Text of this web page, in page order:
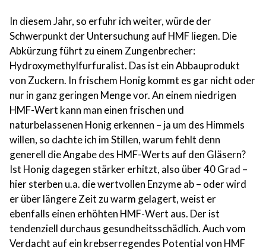
In diesem Jahr, so erfuhr ich weiter, würde der
Schwerpunkt der Untersuchung auf HMFliegen. Die
Abkürzung führt zu einem Zungenbrecher:
Hydroxymethylfurfuralist. Das ist ein Abbauprodukt
von Zuckern. In frischem Honig kommt es gar nicht oder
nur in ganz geringen Menge vor. An einem niedrigen
HMF-Wert kann man einen frischen und
naturbelassenen Honig erkennen – ja um des Himmels
willen, so dachte ich im Stillen, warum fehlt denn
generell die Angabe des HMF-Werts auf den Gläsern?
Ist Honig dagegen stärker erhitzt, also über 40 Grad –
hier sterben u.a. die wertvollen Enzyme ab – oder wird
er über längere Zeit zu warm gelagert, weist er
ebenfalls einen erhöhten HMF-Wert aus. Der ist
tendenziell durchaus gesundheitsschädlich. Auch vom
Verdacht auf ein krebserregendes Potential von HMF